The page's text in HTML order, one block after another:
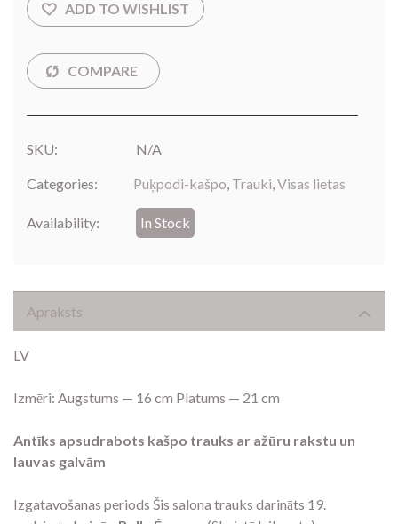
SKU: N/A
Categories: Puķpodi-kašpo, Trauki,Visas lietas
Availability: In Stock
Apraksts
LV
Izmēri: Augstums — 16 cm Platums — 21 cm
Antīks apsudrabots kašpo trauks ar ažūru rakstu un
lauvas galvām
Izgatavošanas periods Šis salona trauks darināts 19.